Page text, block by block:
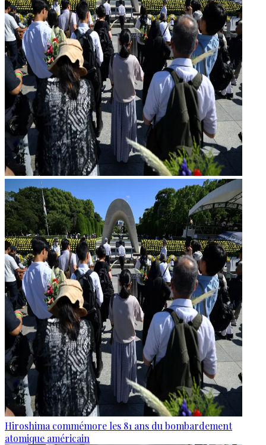
Hiroshima commémore les 81 ans du bombardement
atomique américain